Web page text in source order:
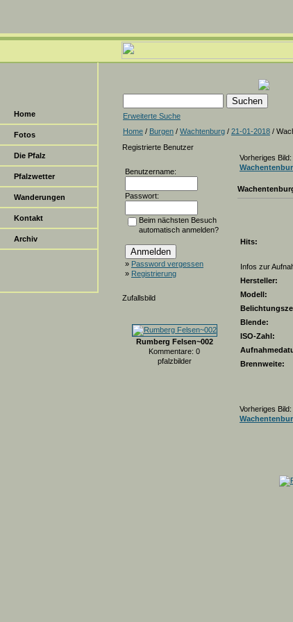
Home
Fotos
Die Pfalz
Pfalzwetter
Wanderungen
Kontakt
Archiv
Erweiterte Suche
Home / Burgen / Wachtenburg / 21-01-2018 /
Registrierte Benutzer
Benutzername:
Passwort:
Beim nächsten Besuch
automatisch anmelden?
» Password vergessen
» Registrierung
Zufallsbild
Rumberg Felsen~002
Kommentare: 0
pfalzbilder
Vorheriges Bild:
Hits:
Infos zur
Hersteller:
Modell:
Blende:
ISO-Zahl:
Brennweite:
Vorheriges Bild: